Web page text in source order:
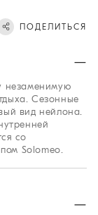
ПОДЕЛИТЬСЯ
незаменимую
Сезонные
вид нейлона.
со
Solomeo.